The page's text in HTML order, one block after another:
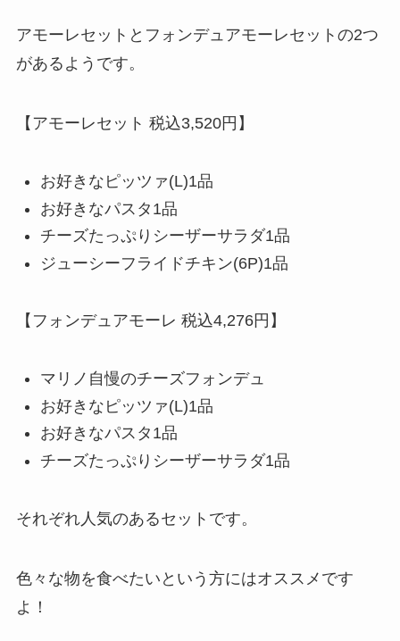
アモーレセットとフォンデュアモーレセットの2つ
があるようです。
【アモーレセット 税込3,520円】
お好きなピッツァ(L)1品
お好きなパスタ1品
チーズたっぷりシーザーサラダ1品
ジューシーフライドチキン(6P)1品
【フォンデュアモーレ 税込4,276円】
マリノ自慢のチーズフォンデュ
お好きなピッツァ(L)1品
お好きなパスタ1品
チーズたっぷりシーザーサラダ1品
それぞれ人気のあるセットです。
色々な物を食べたいという方にはオススメです
よ！